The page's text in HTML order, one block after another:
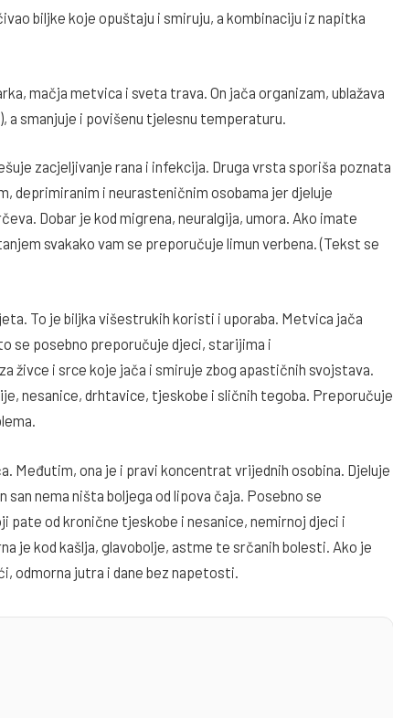
biljke koje opuštaju i smiruju, a kombinaciju iz napitka
mačja metvica i sveta trava. On jača organizam, ublažava
a smanjuje i povišenu tjelesnu temperaturu.
zacjeljivanje rana i infekcija. Druga vrsta sporiša poznata
deprimiranim i neurasteničnim osobama jer djeluje
Dobar je kod migrena, neuralgija, umora. Ako imate
svakako vam se preporučuje limun verbena. (Tekst se
To je biljka višestrukih koristi i uporaba. Metvica jača
se posebno preporučuje djeci, starijima i
živce i srce koje jača i smiruje zbog apastičnih svojstava.
nesanice, drhtavice, tjeskobe i sličnih tegoba. Preporučuje
Međutim, ona je i pravi koncentrat vrijednih osobina. Djeluje
nema ništa boljega od lipova čaja. Posebno se
pate od kronične tjeskobe i nesanice, nemirnoj djeci i
je kod kašlja, glavobolje, astme te srčanih bolesti. Ako je
odmorna jutra i dane bez napetosti.